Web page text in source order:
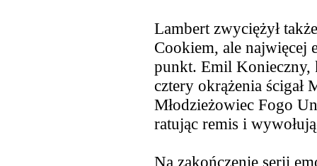
Lambert zwyciężył
Cookiem, ale najwięcej
punkt. Emil Konieczny,
cztery okrążenia ścigał
Młodzieżowiec Fogo
ratując remis i
Na zakończenie serii